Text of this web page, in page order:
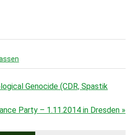
Genocide (CDR, Spastik
Party – 1.11.2014 in Dresden »